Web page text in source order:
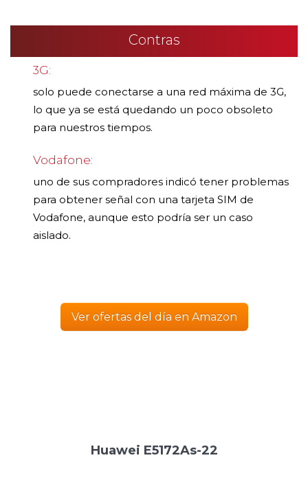
Contras
3G:
solo puede conectarse a una red máxima de 3G,
lo que ya se está quedando un poco obsoleto
para nuestros tiempos.
Vodafone:
uno de sus compradores indicó tener problemas
para obtener señal con una tarjeta SIM de
Vodafone, aunque esto podría ser un caso
aislado.
Ver ofertas del día en Amazon
Huawei E5172As-22